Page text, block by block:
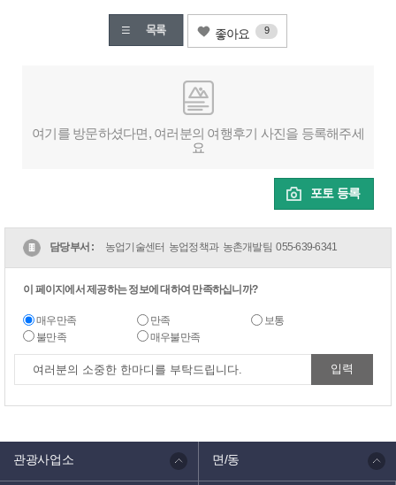
좋아요 9
여기를 방문하셨다면, 여러분의 여행후기 사진을 등록해주세
요
포토 등록
담당부서 : 농업기술센터 농업정책과 농촌개발팀055-639-6341
이 페이지에서 제공하는 정보에 대하여 만족하십니까?
매우만족 만족
보통
불만족
매우불만족
관광사업소 면/동